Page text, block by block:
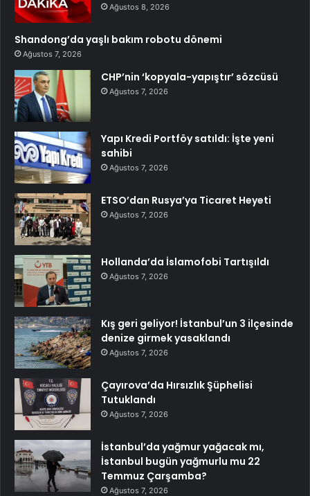
Ağustos 8, 2026
Shandong’da yaşlı bakım robotu dönemi
Ağustos 7, 2026
CHP’nin ‘kopyala-yapıştır’ sözcüsü
Ağustos 7, 2026
Yapı Kredi Portföy satıldı: İşte yeni
sahibi
Ağustos 7, 2026
ETSO’dan Rusya’ya Ticaret Heyeti
Ağustos 7, 2026
Hollanda’da İslamofobi Tartışıldı
Ağustos 7, 2026
Kış geri geliyor! İstanbul’un 3 ilçesinde
denize girmek yasaklandı
Ağustos 7, 2026
Çayırova’da Hırsızlık Şüphelisi
Tutuklandı
Ağustos 7, 2026
İstanbul’da yağmur yağacak mı,
İstanbul bugün yağmurlu mu 22
Temmuz Çarşamba?
Ağustos 7, 2026